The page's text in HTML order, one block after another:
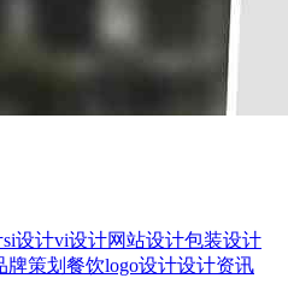
si设计vi设计网站设计包装设计
牌策划 餐饮logo设计设计资讯